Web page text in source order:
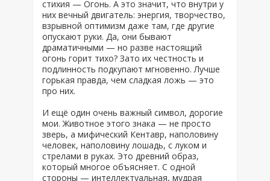
стихия — Огонь. А это значит, что внутри у
них вечный двигатель: энергия, творчество,
взрывной оптимизм даже там, где другие
опускают руки. Да, они бывают
драматичными — но разве настоящий
огонь горит тихо? Зато их честность и
подлинность подкупают мгновенно. Лучше
горькая правда, чем сладкая ложь — это
про них.
И ещё один очень важный символ, дорогие
мои. Животное этого знака — не просто
зверь, а мифический Кентавр, наполовину
человек, наполовину лошадь, с луком и
стрелами в руках. Это древний образ,
который многое объясняет. С одной
стороны — интеллектуальная, мудрая